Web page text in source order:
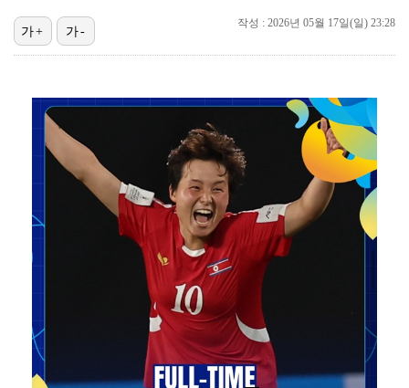
에스파 고척돔 공연에 반가운 얼굴…아이들 미연·트와이스…
'첫 승 도전' 장은수 "우승 의식하기보다 내 플레이에…
박지민 아나운서 "발리까지 갔는데…'피의 게임2' 출연…
한국 남자배구, 중국 3-0 완파하고 동아시아선수권 결…
'서명관·야고 연속골' 울산, 동해안 더비서 포항 제압…
작성 : 2026년 05월 17일(일) 23:28
가+ 가-